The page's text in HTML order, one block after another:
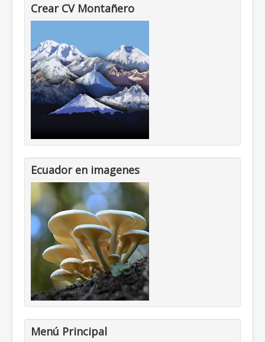
Crear CV Montañero
Ecuador en imagenes
Menú Principal